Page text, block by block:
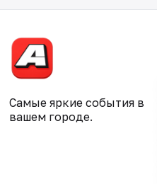
Самые яркие события в
вашем городе.